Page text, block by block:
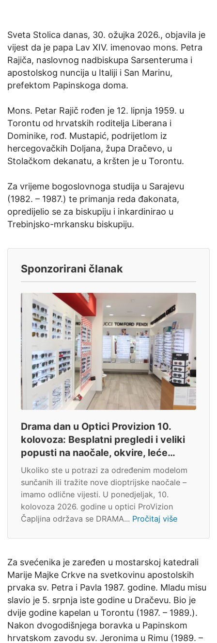
Sveta Stolica danas, 30. ožujka 2026., objavila je
vijest da je papa Lav XIV. imenovao mons. Petra
Rajiča, naslovnog nadbiskupa Sarsenteruma i
apostolskog nuncija u Italiji i San Marinu,
prefektom Papinskoga doma.
Mons. Petar Rajič rođen je 12. lipnja 1959. u
Torontu od hrvatskih roditelja Liberana i
Dominike, rođ. Mustapić, podrijetlom iz
hercegovačkih Doljana, župa Dračevo, u
Stolačkom dekanatu, a kršten je u Torontu.
Za vrijeme bogoslovnoga studija u Sarajevu
(1982. – 1987.) te primanja reda đakonata,
opredijelio se za biskupiju i inkardinirao u
Trebinjsko-mrkansku biskupiju.
Sponzorirani članak
Drama dan u Optici Provizion 10.
kolovoza: Besplatni pregledi i veliki
popusti na naočale, okvire, leće…
Ukoliko ste u potrazi za određenim modelom
sunčanih ili tražite nove dioptrijske naočale –
imamo odlične vijesti. U ponedjeljak, 10.
kolovoza 2026. godine u optici ProVizion
Čapljina održava se DRAMA... Pročitaj više
Za svećenika je zaređen u mostarskoj katedrali
Marije Majke Crkve na svetkovinu apostolskih
prvaka sv. Petra i Pavla 1987. godine. Mladu misu
slavio je 5. srpnja iste godine u Dračevu. Bio je
dvije godine kapelan u Torontu (1987. – 1989.).
Nakon dvogodišnjega boravka u Papinskom
hrvatskom zavodu sv. Jeronima u Rimu (1989. –